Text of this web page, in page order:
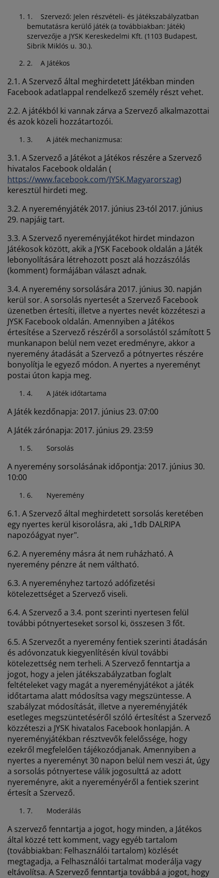
bútorok
kiegészítők
1. Szervező: Jelen részvételi- és játékszabályzatban
bemutatásra kerülő játék (a továbbiakban: Játék)
szervezője a JYSK Kereskedelmi Kft. (1103 Budapest,
Sibrik Miklós u. 30.).
2. A Játékos
2.1. A Szervező által meghirdetett Játékban minden
Facebook adatlappal rendelkező személy részt vehet.
2.2. A játékból ki vannak zárva a Szervező alkalmazottai
és azok közeli hozzátartozói.
3. A játék mechanizmusa:
3.1. A Szervező a Játékot a Játékos részére a Szervező
hivatalos Facebook oldalán (
https://www.facebook.com/JYSK.Magyarorszag)
keresztül hirdeti meg.
3.2. A nyereményjáték 2017. június 23-tól 2017. június
29. napjáig tart.
3.3. A Szervező nyereményjátékot hirdet mindazon
Játékosok között, akik a JYSK Facebook oldalán a Játék
lebonyolítására létrehozott poszt alá hozzászólás
(komment) formájában választ adnak.
3.4. A nyeremény sorsolására 2017. június 30. napján
kerül sor. A sorsolás nyertesét a Szervező Facebook
üzenetben értesíti, illetve a nyertes nevét közzéteszi a
JYSK Facebook oldalán. Amennyiben a Játékos
értesítése a Szervező részéről a sorsolástól számított 5
munkanapon belül nem vezet eredményre, akkor a
nyeremény átadását a Szervező a pótnyertes részére
bonyolítja le egyező módon. A nyertes a nyereményt
postai úton kapja meg.
4. A Játék időtartama
A Játék kezdőnapja: 2017. június 23. 07:00
A Játék zárónapja: 2017. június 29. 23:59
5. Sorsolás
A nyeremény sorsolásának időpontja: 2017. június 30.
10:00
6. Nyeremény
6.1. A Szervező által meghirdetett sorsolás keretében
egy nyertes kerül kisorolásra, aki „1db DALRIPA
napozóágyat nyer".
6.2. A nyeremény másra át nem ruházható. A
nyeremény pénzre át nem váltható.
6.3. A nyereményhez tartozó adófizetési
kötelezettséget a Szervező viseli.
6.4. A Szervező a 3.4. pont szerinti nyertesen felül
további pótnyerteseket sorsol ki, összesen 3 főt.
6.5. A Szervezőt a nyeremény fentiek szerinti átadásán
és adóvonzatuk kiegyenlítésén kívül további
kötelezettség nem terheli. A Szervező fenntartja a
jogot, hogy a jelen játékszabályzatban foglalt
feltételeket vagy magát a nyereményjátékot a játék
időtartama alatt módosítsa vagy megszüntesse. A
szabályzat módosítását, illetve a nyereményjáték
esetleges megszüntetéséről szóló értesítést a Szervező
közzéteszi a JYSK hivatalos Facebook honlapján. A
nyereményjátékban résztvevők felelőssége, hogy
ezekről megfelelően tájékozódjanak. Amennyiben a
nyertes a nyereményt 30 napon belül nem veszi át, úgy
a sorsolás pótnyertese válik jogosulttá az adott
nyereményre, akit a nyereményéről a fentiek szerint
értesít a Szervező.
7. Moderálás
A szervező fenntartja a jogot, hogy minden, a Játékos
által közzé tett komment, vagy egyéb tartalom
(továbbiakban: Felhasználói tartalom) közlését
megtagadja, a Felhasználói tartalmat moderálja vagy
eltávolítsa. A Szervező fenntartja továbbá a jogot, hogy